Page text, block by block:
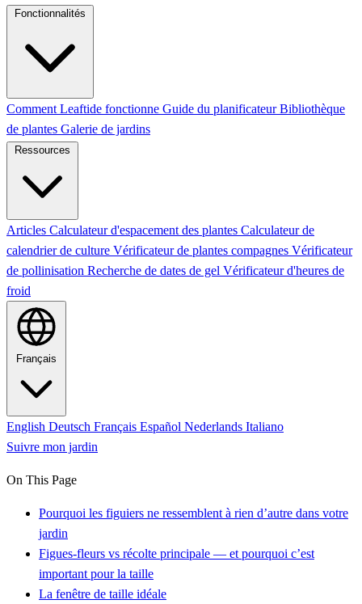
Fonctionnalités
Comment Leaftide fonctionne Guide du planificateurBibliothèque
de plantes Galerie de jardins
Ressources
Articles Calculateur d'espacement des plantes Calculateur de
calendrier de culture Vérificateur de plantes compagnes Vérificateur
de pollinisation Recherche de dates de gel Vérificateur d'heures de
froid
Français
English Deutsch Français Español Nederlands Italiano
Suivre mon jardin
On This Page
Pourquoi les figuiers ne ressemblent à rien d’autre dans votre
jardin
Figues-fleurs vs récolte principale — et pourquoi c’est
important pour la taille
La fenêtre de taille idéale